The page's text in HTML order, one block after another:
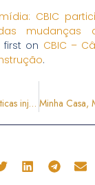
CBIC
mudanças
on CBIC –
.
Novas fôrmas plásticas injetadas RO FÔRMAS